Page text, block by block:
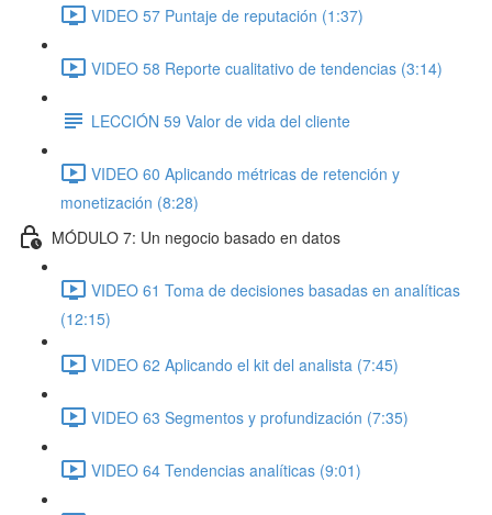
VIDEO 57 Puntaje de reputación (1:37)
VIDEO 58 Reporte cualitativo de tendencias (3:14)
LECCIÓN 59 Valor de vida del cliente
VIDEO 60 Aplicando métricas de retención y
monetización (8:28)
MÓDULO 7: Un negocio basado en datos
VIDEO 61 Toma de decisiones basadas en analíticas
(12:15)
VIDEO 62 Aplicando el kit del analista (7:45)
VIDEO 63 Segmentos y profundización (7:35)
VIDEO 64 Tendencias analíticas (9:01)